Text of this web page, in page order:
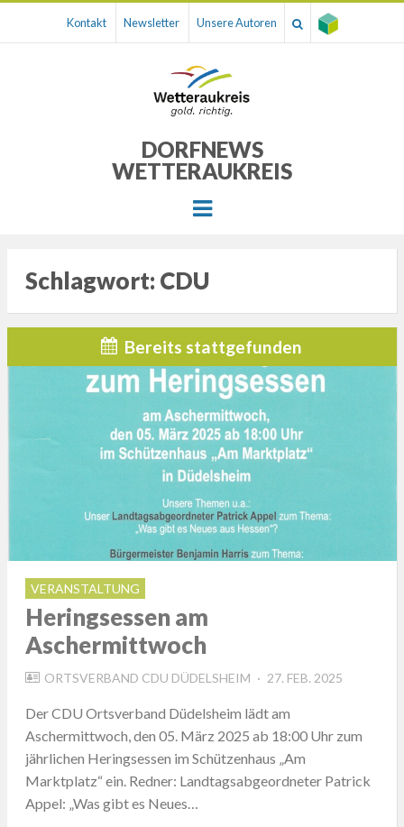
Kontakt Newsletter Unsere Autoren
DORFNEWS
WETTERAUKREIS
Menu
Schlagwort: CDU
Bereits stattgefunden
VERANSTALTUNG
Heringsessen am
Aschermittwoch
ORTSVERBAND CDU DÜDELSHEIM
POSTED
27. FEB. 2025
Der CDU Ortsverband Düdelsheim lädt am
Aschermittwoch, den 05. März 2025 ab 18:00 Uhr zum
jährlichen Heringsessen im Schützenhaus „Am
Marktplatz“ ein. Redner: Landtagsabgeordneter Patrick
Appel: „Was gibt es Neues…